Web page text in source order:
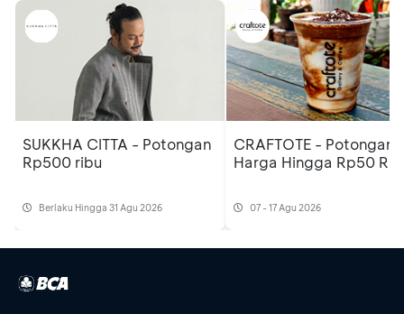
SUKKHA CITTA - Potongan
Rp500 ribu
Berlaku Hingga 31 Agu 2026
CRAFTOTE - Potongan
Harga Hingga Rp50
07 - 17 Agu 2026